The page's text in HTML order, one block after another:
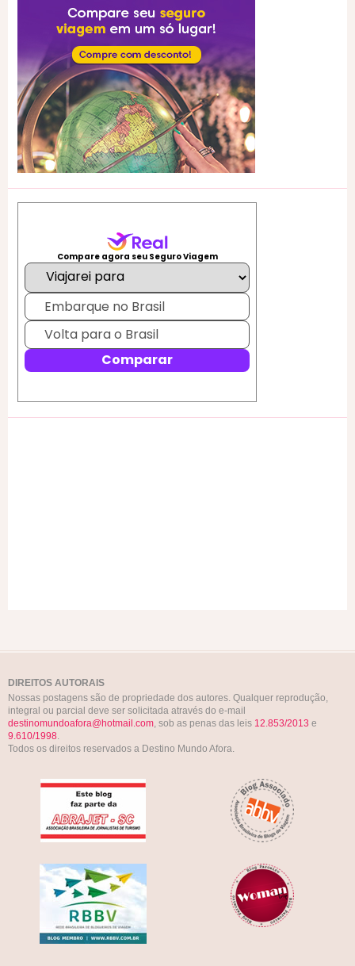
DIREITOS AUTORAIS
Nossas postagens são de propriedade dos autores. Qualquer reprodução,
integral ou parcial deve ser solicitada através do e-mail
destinomundoafora@hotmail.com, sob as penas das leis 12.853/2013 e
9.610/1998.
Todos os direitos reservados a Destino Mundo Afora.